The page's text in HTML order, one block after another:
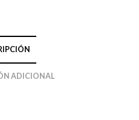
ADICIONAL